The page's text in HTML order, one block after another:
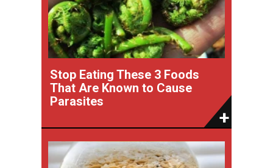
Stop Eating These 3 Foods
That Are Known to Cause
Parasites